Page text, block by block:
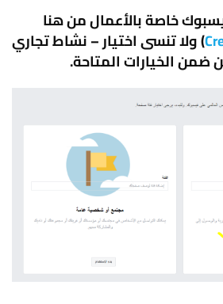
خاصة بالأعمال من هنا
) ولا تنسى اختيار –نشاط تجاري
ضمن الخيارات المتاحة.